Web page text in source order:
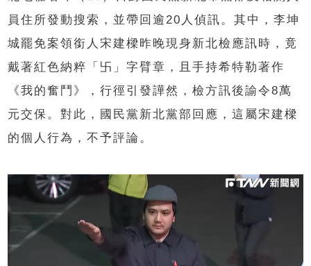
員住所發動搜索，並帶回逾20人偵訊。其中，李坤
城罷免案領銜人宋建樑昨晚現身新北檢應訊時，竟
戴著紅色納粹「卐」字臂章，且手持希特勒著作
《我的奮鬥》，行徑引發譁然，檢方訊後諭令8萬
元交保。對此，國民黨新北黨部回應，這屬宋建樑
的個人行為，不予評論。